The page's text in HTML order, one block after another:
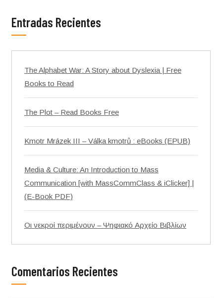
Entradas Recientes
The Alphabet War: A Story about Dyslexia | Free
Books to Read
The Plot – Read Books Free
Kmotr Mrázek III – Válka kmotrů : eBooks (EPUB)
Media & Culture: An Introduction to Mass
Communication [with MassCommClass & iClicker] |
(E-Book PDF)
Οι νεκροί περιμένουν – Ψηφιακό Αρχείο Βιβλίων
Comentarios Recientes